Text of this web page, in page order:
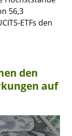
56,3
ETFs den
den
auf